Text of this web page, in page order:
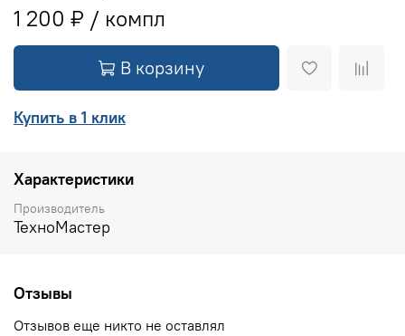
1 200 ₽
В корзину
Купить в 1 клик
Характеристики
Производитель
ТехноМастер
Отзывы
Отзывов еще никто не оставлял